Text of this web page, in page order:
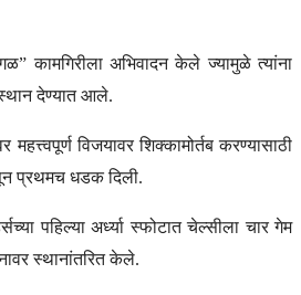
कामगिरीला अभिवादन केले ज्यामुळे त्यांना
स्थान देण्यात आले.
विजयावर शिक्कामोर्तब करण्यासाठी
प्रथमच धडक दिली.
पहिल्या अर्ध्या स्फोटात चेल्सीला चार गेम
स्थानांतरित केले.